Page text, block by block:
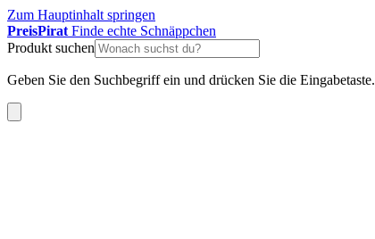
Zum Hauptinhalt springen
PreisPirat Finde echte Schnäppchen
Produkt suchen
Geben Sie den Suchbegriff ein und drücken Sie die Eingabetaste.